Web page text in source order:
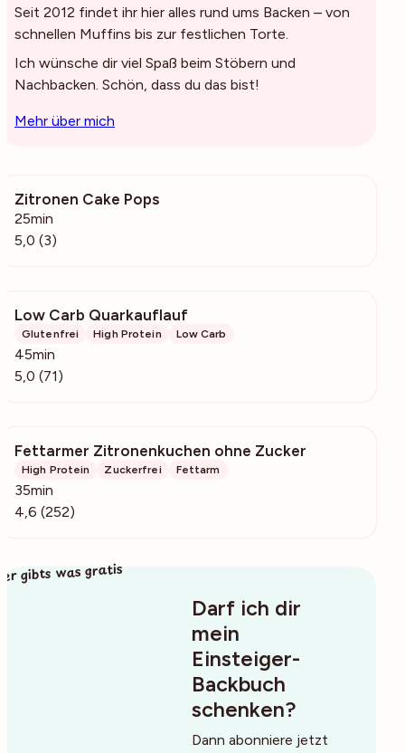
Seit 2012 findet ihr hier alles rund ums Backen – von
schnellen Muffins bis zur festlichen Torte.
Ich wünsche dir viel Spaß beim Stöbern und
Nachbacken. Schön, dass du das bist!
Mehr über mich
Zitronen Cake Pops
25min
5,0 (3)
Low Carb Quarkauflauf
Glutenfrei High Protein Low Carb
45min
5,0 (71)
Fettarmer Zitronenkuchen ohne Zucker
High Protein Zuckerfrei Fettarm
35min
4,6 (252)
Darf ich dir
mein
Einsteiger-
Backbuch
schenken?
Dann abonniere jetzt
gibts was gratis